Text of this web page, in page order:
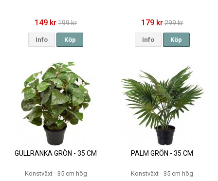
149 kr 199 kr
Info Köp
179 kr299 kr
Info Köp
GULLRANKA GRÖN - 35 CM
Konstväxt - 35 cm hög
PALM GRÖN - 35 CM
Konstväxt - 35 cm hög